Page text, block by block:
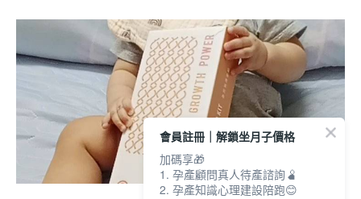
會員註冊｜解鎖坐月子價格
加碼享🎁
1. 孕產顧問真人待產諮詢🫄
2. 孕產知識心理建設陪跑😊